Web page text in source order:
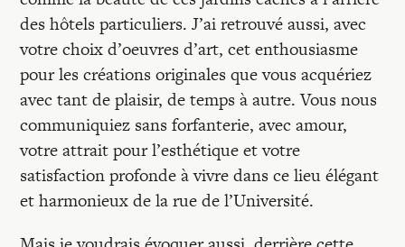
des hôtels particuliers. J’ai retrouvé aussi, avec
votre choix d’oeuvres d’art, cet enthousiasme
pour les créations originales que vous acquériez
avec tant de plaisir, de temps à autre. Vous nous
communiquiez sans forfanterie, avec amour,
votre attrait pour l’esthétique et votre
satisfaction profonde à vivre dans ce lieu élégant
et harmonieux de la rue de l’Université.